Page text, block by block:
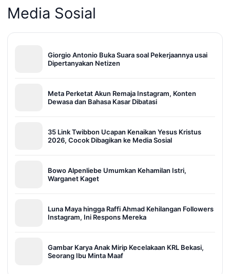
Media Sosial
Giorgio Antonio Buka Suara soal Pekerjaannya usai
Dipertanyakan Netizen
Meta Perketat Akun Remaja Instagram, Konten
Dewasa dan Bahasa Kasar Dibatasi
35 Link Twibbon Ucapan Kenaikan Yesus Kristus
2026, Cocok Dibagikan ke Media Sosial
Bowo Alpenliebe Umumkan Kehamilan Istri,
Warganet Kaget
Luna Maya hingga Raffi Ahmad Kehilangan Followers
Instagram, Ini Respons Mereka
Gambar Karya Anak Mirip Kecelakaan KRL Bekasi,
Seorang Ibu Minta Maaf